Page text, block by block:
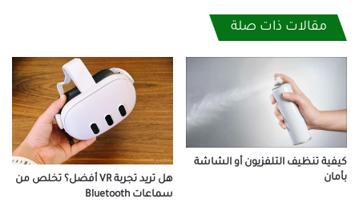
مقالات ذات صلة
كيفية تنظيف التلفزيون أو الشاشة
بأمان
هل تريد تجربة VR أفضل؟ تخلص من
سماعات Bluetooth